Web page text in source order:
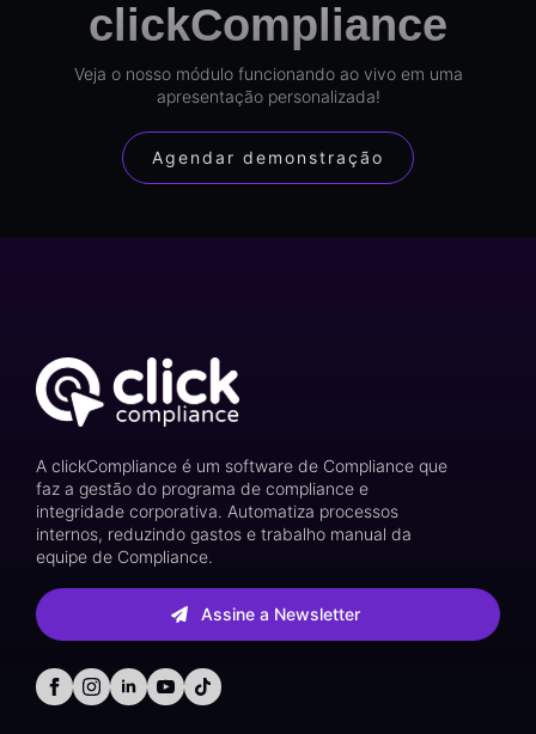
clickCompliance
Veja o nosso módulo funcionando ao vivo em uma
apresentação personalizada!
Agendar demonstração
A clickCompliance é um software de Compliance que
faz a gestão do programa de compliance e
integridade corporativa. Automatiza processos
internos, reduzindo gastos e trabalho manual da
equipe de Compliance.
Assine a Newsletter